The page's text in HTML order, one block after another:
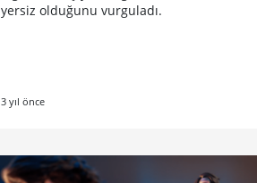
yersiz olduğunu vurguladı.
3 yıl önce